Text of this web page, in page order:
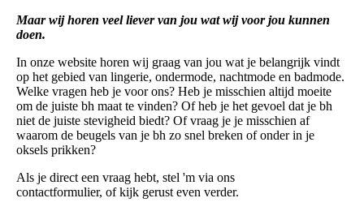
Maar wij horen veel liever van jou wat wij voor jou kunnen
doen.
In onze website horen wij graag van jou wat je belangrijk vindt
op het gebied van lingerie, ondermode, nachtmode en badmode.
Welke vragen heb je voor ons? Heb je misschien altijd moeite
om de juiste bh maat te vinden? Of heb je het gevoel dat je bh
niet de juiste stevigheid biedt? Of vraag je je misschien af
waarom de beugels van je bh zo snel breken of onder in je
oksels prikken?
Als je direct een vraag hebt, stel 'm via ons
contactformulier, of kijk gerust even verder.